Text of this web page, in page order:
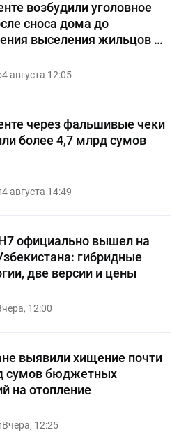
возбудили уголовное
сноса дома до
выселения жильцов —
4 августа 12:05
через фальшивые чеки
более 4,7 млрд сумов
4 августа 14:49
официально вышел на
гибридные
две версии и цены
12:00
выявили хищение почти
сумов бюджетных
на отопление
Вчера, 12:25